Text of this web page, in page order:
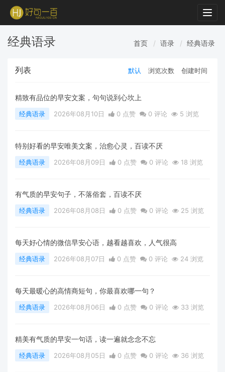
经典语录 首页 语录 经典语录
列表 默认 浏览次数 创建时间
精致有品位的早安文案，句句说到心坎上
经典语录 2026年08月10日 0 点赞 0 评论 5 浏览
特别好看的早安唯美文案，治愈心灵，百读不厌
经典语录 2026年08月09日 0 点赞 0 评论 18 浏览
有气质的早安句子，不落俗套，百读不厌
经典语录 2026年08月08日 0 点赞 0 评论 25 浏览
每天好心情的微信早安心语，越看越喜欢，人气很高
经典语录 2026年08月07日 0 点赞 0 评论 24 浏览
每天最暖心的高情商短句，你最喜欢哪一句？
经典语录 2026年08月06日 0 点赞 0 评论 33 浏览
精美有气质的早安一句话，读一遍就念念不忘
经典语录 2026年08月05日 0 点赞 0 评论 36 浏览